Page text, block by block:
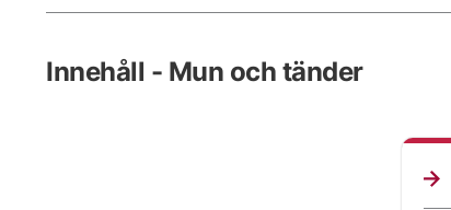
Innehåll - Mun och tänder